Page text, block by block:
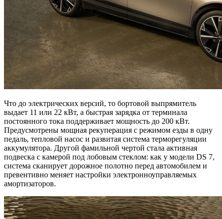
Что до электрических версий, то бортовой выпрямитель
выдает 11 или 22 кВт, а быстрая зарядка от терминала
постоянного тока поддерживает мощность до 200 кВт.
Предусмотрены мощная рекуперация с режимом езды в одну
педаль, тепловой насос и развитая система терморегуляции
аккумулятора. Другой фамильной чертой стала активная
подвеска с камерой под лобовым стеклом: как у модели DS 7,
система сканирует дорожное полотно перед автомобилем и
превентивно меняет настройки электронноуправляемых
амортизаторов.